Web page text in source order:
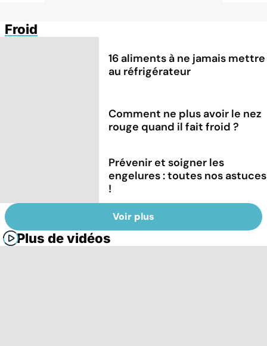
Froid
16 aliments à ne jamais mettre
au réfrigérateur
Comment ne plus avoir le nez
rouge quand il fait froid ?
Prévenir et soigner les
engelures : toutes nos astuces
!
Voir plus
Plus de vidéos